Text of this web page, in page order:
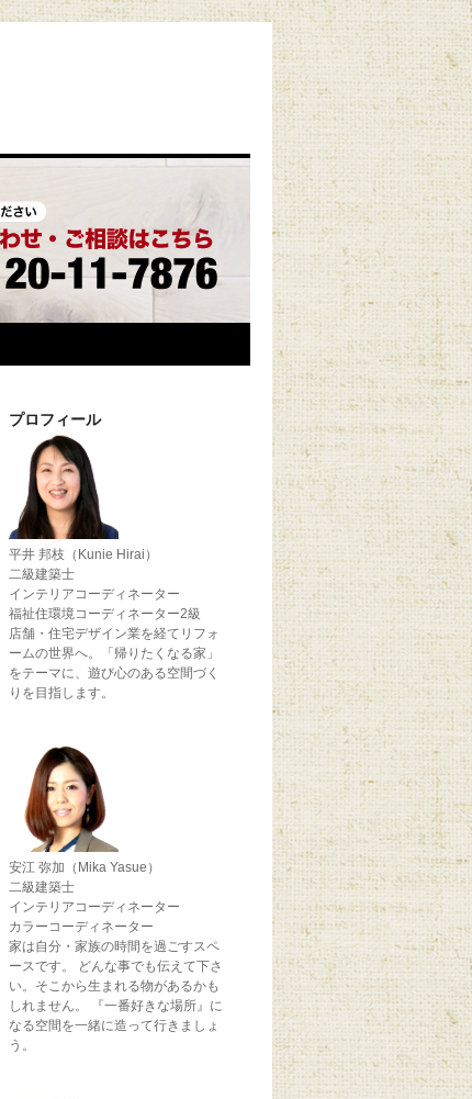
プロフィール
平井 邦枝（Kunie Hirai）
二級建築士
インテリアコーディネーター
福祉住環境コーディネーター2級
店舗・住宅デザイン業を経てリフォ
ームの世界へ。「帰りたくなる家」
をテーマに、遊び心のある空間づく
りを目指します。
安江 弥加（Mika Yasue）
二級建築士
インテリアコーディネーター
カラーコーディネーター
家は自分・家族の時間を過ごすスペ
ースです。 どんな事でも伝えて下さ
い。そこから生まれる物があるかも
しれません。 『一番好きな場所』に
なる空間を一緒に造って行きましょ
う。